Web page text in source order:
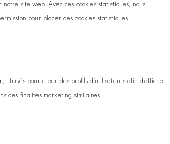
notre site web. Avec ces cookies statistiques, nous
pour placer des cookies statistiques.
utilisés pour créer des profils d’utilisateurs afin d’afficher
des finalités marketing similaires.